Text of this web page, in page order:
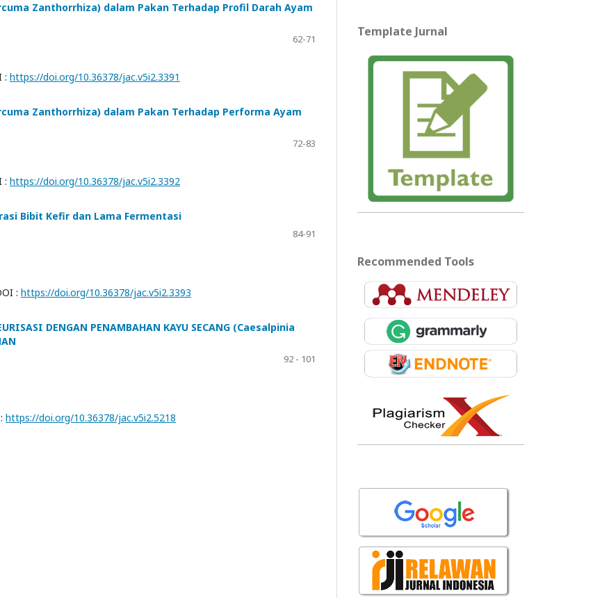
Zanthorrhiza) dalam Pakan Terhadap Profil Darah Ayam
62-71
: https://doi.org/10.36378/jac.v5i2.3391
Zanthorrhiza) dalam Pakan Terhadap Performa Ayam
72-83
: https://doi.org/10.36378/jac.v5i2.3392
Bibit Kefir dan Lama Fermentasi
84-91
: https://doi.org/10.36378/jac.v5i2.3393
DENGAN PENAMBAHAN KAYU SECANG (Caesalpinia
92 - 101
https://doi.org/10.36378/jac.v5i2.5218
Template Jurnal
Recommended Tools